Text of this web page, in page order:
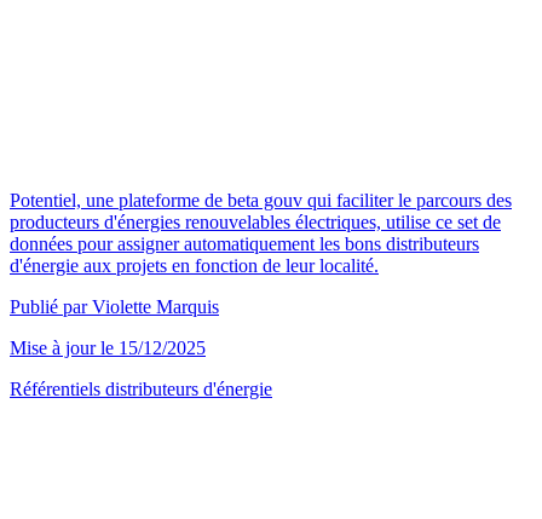
Potentiel, une plateforme de beta gouv qui faciliter le parcours des
producteurs d'énergies renouvelables électriques, utilise ce set de
données pour assigner automatiquement les bons distributeurs
d'énergie aux projets en fonction de leur localité.
Publié par Violette Marquis
Mise à jour le 15/12/2025
Référentiels distributeurs d'énergie